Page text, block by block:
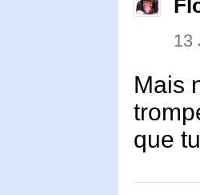
13
Mais
que